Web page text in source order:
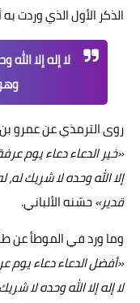
الذكر الأول الذي وردت
لا إله إلا
روى الترمذي عن عمرو
«خير الدعاء دعاء يوم
إلا الله وحده لا شريك
قدير»حسّنه الألباني.
وما ورد في الموطأ عن
«أفضل الدعاء دعاء يوم
لا إله إلا الله وحده لا